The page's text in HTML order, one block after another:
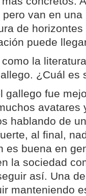
van en
de
puede
la
¿Cuál es
gallego fue
avatares
hablando de
al final,
es buena en
la sociedad
así. Una
manteniendo